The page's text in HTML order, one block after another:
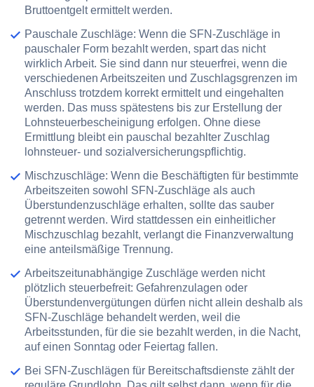
Bruttoentgelt ermittelt werden.
Pauschale Zuschläge: Wenn die SFN-Zuschläge in
pauschaler Form bezahlt werden, spart das nicht
wirklich Arbeit. Sie sind dann nur steuerfrei, wenn die
verschiedenen Arbeitszeiten und Zuschlagsgrenzen im
Anschluss trotzdem korrekt ermittelt und eingehalten
werden. Das muss spätestens bis zur Erstellung der
Lohnsteuerbescheinigung erfolgen. Ohne diese
Ermittlung bleibt ein pauschal bezahlter Zuschlag
lohnsteuer- und sozialversicherungspflichtig.
Mischzuschläge: Wenn die Beschäftigten für bestimmte
Arbeitszeiten sowohl SFN-Zuschläge als auch
Überstundenzuschläge erhalten, sollte das sauber
getrennt werden. Wird stattdessen ein einheitlicher
Mischzuschlag bezahlt, verlangt die Finanzverwaltung
eine anteilsmäßige Trennung.
Arbeitszeitunabhängige Zuschläge werden nicht
plötzlich steuerbefreit: Gefahrenzulagen oder
Überstundenvergütungen dürfen nicht allein deshalb als
SFN-Zuschläge behandelt werden, weil die
Arbeitsstunden, für die sie bezahlt werden, in die Nacht,
auf einen Sonntag oder Feiertag fallen.
Bei SFN-Zuschlägen für Bereitschaftsdienste zählt der